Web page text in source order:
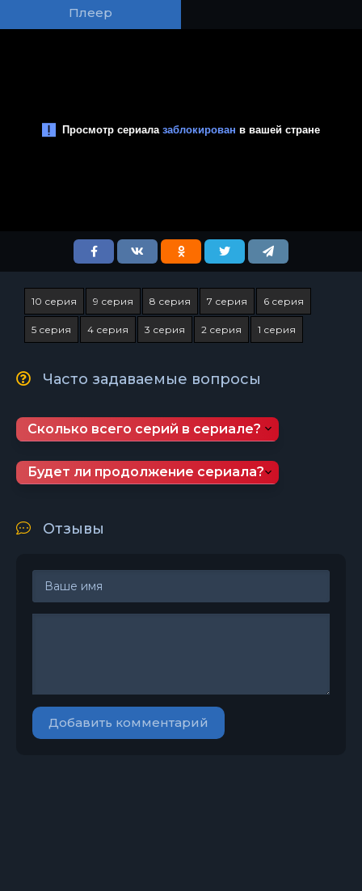
Плеер
10 серия 9 серия 8 серия 7 серия 6 серия
5 серия 4 серия 3 серия 2 серия 1 серия
Часто задаваемые вопросы
Сколько всего серий в сериале?
Будет ли продолжение сериала?
Отзывы
Добавить комментарий